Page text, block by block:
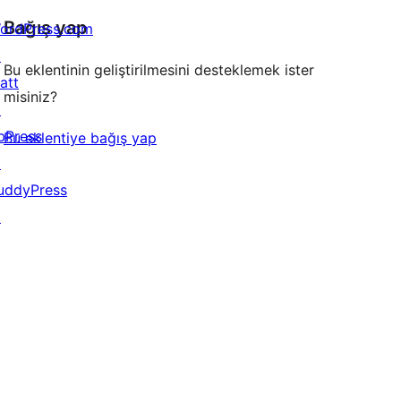
Bağış yap
Bu eklentinin geliştirilmesini desteklemek ister
misiniz?
Bu eklentiye bağış yap